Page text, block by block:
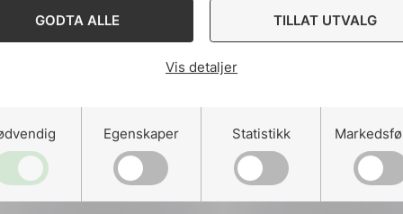
GODTA ALLE TILLAT UTVALG
Vis detaljer
Egenskaper Statistikk
Del artikkelen
Del
påLinkedIn
Del Del